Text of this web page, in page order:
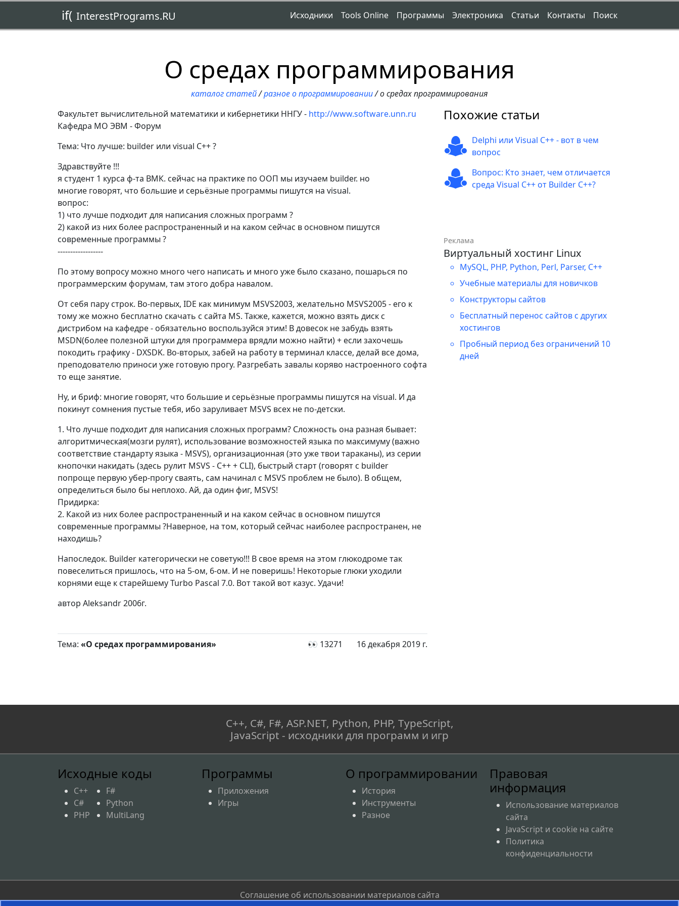
if( InterestPrograms.RU Исходники Tools Online Программы Электроника Статьи Контакты Поиск
О средах программирования
каталог статей/разное о программировании/ о средах программирования
Факультет вычислительной математики и кибернетики ННГУ - http://www.software.unn.ru
Кафедра МО ЭВМ - Форум
Тема: Что лучше: builder или visual C++ ?
Здравствуйте !!!
я студент 1 курса ф-та ВМК. сейчас на практике по ООП мы изучаем builder. но
многие говорят, что большие и серьёзные программы пишутся на visual.
вопрос:
1) что лучше подходит для написания сложных программ ?
2) какой из них более распространенный и на каком сейчас в основном пишутся
современные программы ?
------------------
По этому вопросу можно много чего написать и много уже было сказано, пошарься по
программерским форумам, там этого добра навалом.
От себя пару строк. Во-первых, IDE как минимум MSVS2003, желательно MSVS2005 - его к
тому же можно бесплатно скачать с сайта MS. Также, кажется, можно взять диск с
дистрибом на кафедре - обязательно воспользуйся этим! В довесок не забудь взять
MSDN(более полезной штуки для программера врядли можно найти) + если захочешь
покодить графику - DXSDK. Во-вторых, забей на работу в терминал классе, делай все дома,
преподователю приноси уже готовую прогу. Разгребать завалы коряво настроенного софта
то еще занятие.
Ну, и бриф: многие говорят, что большие и серьёзные программы пишутся на visual. И да
покинут сомнения пустые тебя, ибо заруливает MSVS всех не по-детски.
1. Что лучше подходит для написания сложных программ? Сложность она разная бывает:
алгоритмическая(мозги рулят), использование возможностей языка по максимуму (важно
соответствие стандарту языка - MSVS), организационная (это уже твои тараканы), из серии
кнопочки накидать (здесь рулит MSVS - C++ + CLI), быстрый старт (говорят с builder
попроще первую убер-прогу сваять, сам начинал с MSVS проблем не было). В общем,
определиться было бы неплохо. Ай, да один фиг, MSVS!
Придирка:
2. Какой из них более распространенный и на каком сейчас в основном пишутся
современные программы ?Наверное, на том, который сейчас наиболее распространен, не
находишь?
Напоследок. Builder категорически не советую!!! В свое время на этом глюкодроме так
повеселиться пришлось, что на 5-ом, 6-ом. И не поверишь! Некоторые глюки уходили
корнями еще к старейшему Turbo Pascal 7.0. Вот такой вот казус. Удачи!
автор Aleksandr 2006г.
Тема: «О средах программирования» 👀 13271 16 декабря 2019 г.
Похожие статьи
Delphi или Visual C++ - вот в чем
вопрос
Вопрос: Кто знает, чем отличается
среда Visual C++ от Builder C++?
Реклама
Виртуальный хостинг Linux
MySQL, PHP, Python, Perl, Parser, C++
Учебные материалы для новичков
Конструкторы сайтов
Бесплатный перенос сайтов с других
хостингов
Пробный период без ограничений 10
дней
C++, C#, F#, ASP.NET, Python, PHP, TypeScript,
JavaScript - исходники для программ и игр
Исходные коды
C++
C#
PHP
F#
Python
MultiLang
Программы
Приложения
Игры
О программировании
История
Инструменты
Разное
Правовая
информация
Использование материалов
сайта
JavaScript и cookie на сайте
Политика
конфиденциальности
Соглашение об использовании материалов сайта